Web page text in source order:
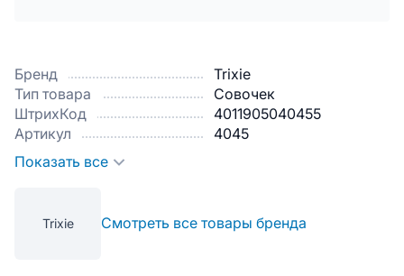
Бренд
Trixie
Тип товара
Совочек
ШтрихКод
4011905040455
Артикул
4045
Показать все
Trixie Смотреть все товары бренда